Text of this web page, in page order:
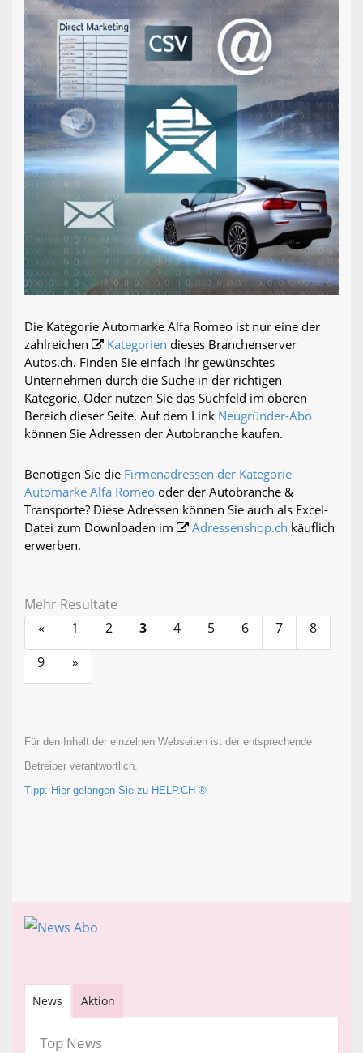
Die Kategorie Automarke Alfa Romeo ist nur eine der
zahlreichen
Kategorien dieses Branchenserver
Autos.ch. Finden Sie einfach Ihr gewünschtes
Unternehmen durch die Suche in der richtigen
Kategorie. Oder nutzen Sie das Suchfeld im oberen
Bereich dieser Seite. Auf dem Link Neugründer-Abo
können Sie Adressen der Autobranche kaufen.
Benötigen Sie die Firmenadressen der Kategorie
Automarke Alfa Romeo oder der Autobranche &
Transporte? Diese Adressen können Sie auch als Excel-
Datei zum Downloaden im
Adressenshop.ch käuflich
erwerben.
Mehr Resultate
«
1 2 3 4 5 6 7
8
9
»
Für den Inhalt der einzelnen Webseiten ist der entsprechende
Betreiber verantwortlich.
Tipp: Hier gelangen Sie zu HELP.CH ®
News Aktion
Top News